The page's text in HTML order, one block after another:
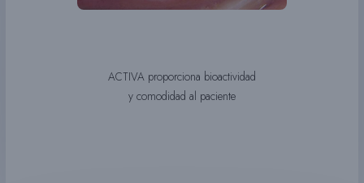
ACTIVA proporciona bioactividad
y comodidad al paciente